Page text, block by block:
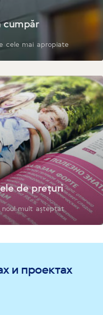
cumpăr
cele mai apropiate
de prețuri
mult așteptat
и проектах